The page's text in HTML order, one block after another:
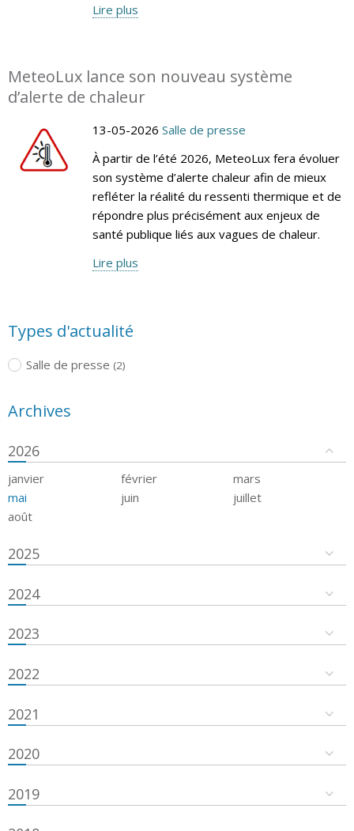
Lire plus
MeteoLux lance son nouveau système
d’alerte de chaleur
13-05-2026 Salle de presse
À partir de l’été 2026, MeteoLux fera évoluer
son système d’alerte chaleur afin de mieux
refléter la réalité du ressenti thermique et de
répondre plus précisément aux enjeux de
santé publique liés aux vagues de chaleur.
Lire plus
Types d'actualité
Salle de presse (2)
Archives
2026
janvier février
mars
mai
juin
juillet
août
2025
2024
2023
2022
2021
2020
2019